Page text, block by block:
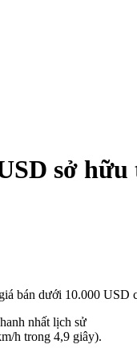
sở
bán dưới 10.000 USD
h trong 4,9 giây).